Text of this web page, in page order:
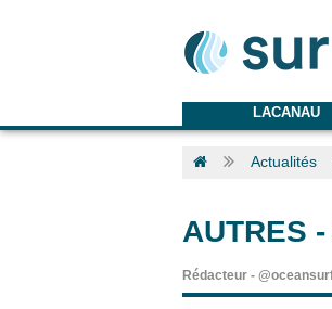
LACANAU
Actualités
AUTRES -
Rédacteur -